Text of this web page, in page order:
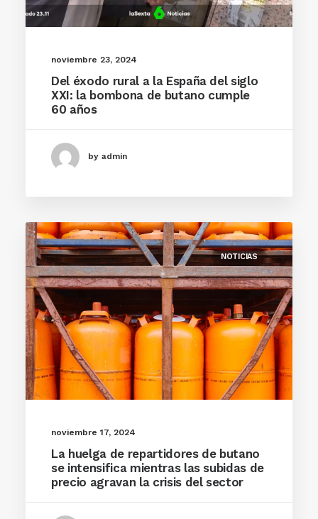
noviembre 23, 2024
Del éxodo rural a la España del siglo
XXI: la bombona de butano cumple
60 años
by admin
NOTICIAS
noviembre 17, 2024
La huelga de repartidores de butano
se intensifica mientras las subidas de
precio agravan la crisis del sector